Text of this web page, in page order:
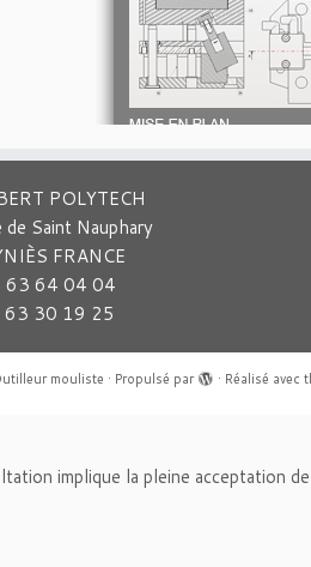
POLYTECH
Saint Nauphary
FRANCE
63 64 04 04
63 30 19 25
mouliste · Propulsé par · Réalisé avec
implique la pleine acceptation